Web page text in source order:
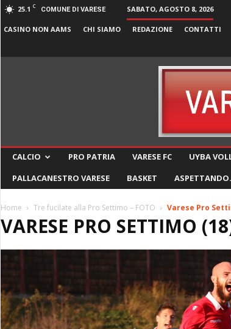
25.1 C COMUNE DI VARESE SABATO, AGOSTO 8, 2026
CASINO NON AAMS CHI SIAMO REDAZIONE CONTATTI
CALCIO PRO PATRIA VARESE FC UYBA
PALLACANESTRO VARESE
BASKET
Home Tre fucilate alla Pro Settimo – FOTO Varese Pro
VARESE PRO SETTIMO